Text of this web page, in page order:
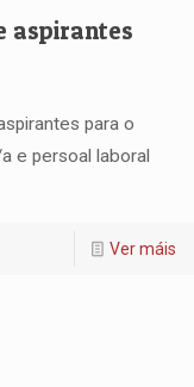
aspirantes
para o
e persoal laboral
Ver máis